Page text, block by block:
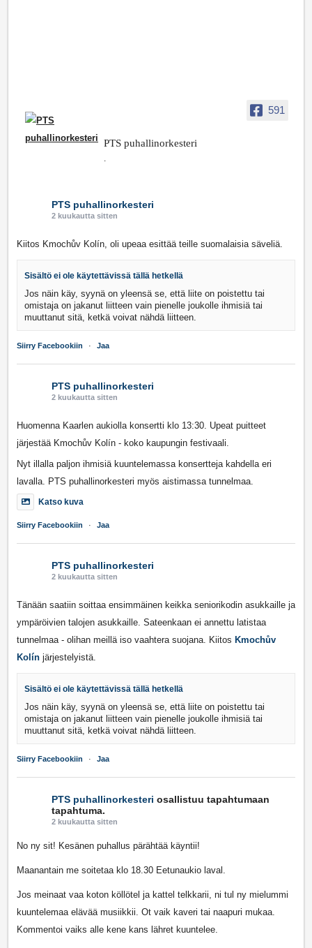
591
PTS puhallinorkesteri
.
PTS puhallinorkesteri
2 kuukautta sitten
Kiitos Kmochův Kolín, oli upeaa esittää teille suomalaisia säveliä.
Sisältö ei ole käytettävissä tällä hetkellä
Jos näin käy, syynä on yleensä se, että liite on poistettu tai
omistaja on jakanut liitteen vain pienelle joukolle ihmisiä tai
muuttanut sitä, ketkä voivat nähdä liitteen.
Siirry Facebookiin · Jaa
PTS puhallinorkesteri
2 kuukautta sitten
Huomenna Kaarlen aukiolla konsertti klo 13:30. Upeat puitteet
järjestää Kmochův Kolín - koko kaupungin festivaali.
Nyt illalla paljon ihmisiä kuuntelemassa konsertteja kahdella eri
lavalla. PTS puhallinorkesteri myös aistimassa tunnelmaa.
Katso kuva
Siirry Facebookiin · Jaa
PTS puhallinorkesteri
2 kuukautta sitten
Tänään saatiin soittaa ensimmäinen keikka seniorikodin asukkaille ja
ympäröivien talojen asukkaille. Sateenkaan ei annettu latistaa
tunnelmaa - olihan meillä iso vaahtera suojana. Kiitos Kmochův
Kolín järjestelyistä.
Sisältö ei ole käytettävissä tällä hetkellä
Jos näin käy, syynä on yleensä se, että liite on poistettu tai
omistaja on jakanut liitteen vain pienelle joukolle ihmisiä tai
muuttanut sitä, ketkä voivat nähdä liitteen.
Siirry Facebookiin · Jaa
PTS puhallinorkesteri osallistuu tapahtumaan
tapahtuma.
2 kuukautta sitten
No ny sit! Kesänen puhallus pärähtää käyntii!
Maanantain me soitetaa klo 18.30 Eetunaukio laval.
Jos meinaat vaa koton köllötel ja kattel telkkarii, ni tul ny mielummi
kuuntelemaa elävää musiikkii. Ot vaik kaveri tai naapuri mukaa.
Kommentoi vaiks alle kene kans lähret kuuntelee.